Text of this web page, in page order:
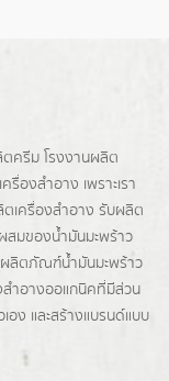
ตครีม โรงงานผลิต
ครื่องสำอาง เพราะเรา
เครื่องสำอาง รับผลิต
สมของน้ำมันมะพร้าว
ผลิตภัณฑ์น้ำมันมะพร้าว
สำอางออแกนิคที่มีส่วน
ง และสร้างแบรนด์แบบ